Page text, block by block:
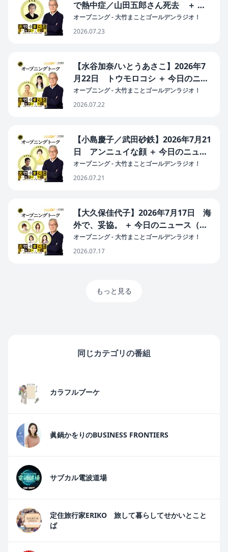
で熱中症／山田五郎さん死去 ＋ 今
日のニュース（小泉大臣の発言／高市
首相「中傷動画」秘書の関与を否定／
オープニング - 大竹まことゴールデンラジオ！
2026.07.23
【水谷加奈/いとうあさこ】2026年7
月22日 トウモロコシ ＋ 今日のニュ
ース（骨太の方針 閣議決定 ／高市首
相 陳述書の提出は／トランプ政権
オープニング - 大竹まことゴールデンラジオ！
2026.07.22
【小島慶子／武田砂鉄】2026年7月21
日 アンニュイな顔 ＋ 今日のニュー
ス（世論調査 高市内閣発足後最低／
国会周辺デモ「戦前と空気そっく
オープニング - 大竹まことゴールデンラジオ！
2026.07.21
【大久保佳代子】2026年7月17日 海
外で、妥協。 ＋ 今日のニュース（国
旗損壊罪 疑念残したまま成立へ／裁
量労働制拡大 問題は賃金にある／給
オープニング - 大竹まことゴールデンラジオ！
2026.07.17
もっと見る
同じカテゴリの番組
カラフルブーケ
眞鍋かをりのBUSINESS FRONTIERS
サブカル電波道場
定住旅行家ERIKO 旅して暮らしてせかいとこと
ば